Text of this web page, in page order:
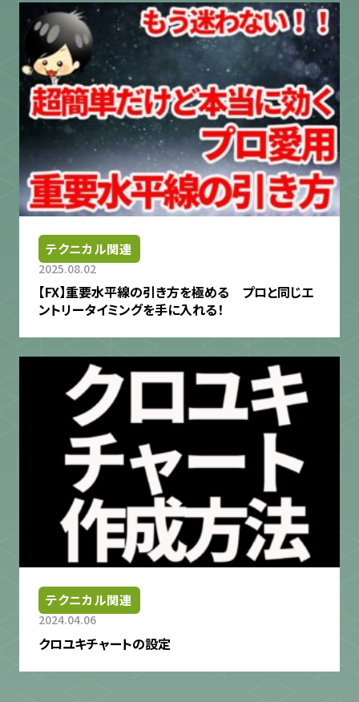
テクニカル関連
2025.08.02
【FX】重要水平線の引き方を極める プロと同じエ
ントリータイミングを手に入れる！
テクニカル関連
2024.04.06
クロユキチャートの設定